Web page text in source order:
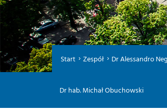
Start Zespół Dr Alessandro
Dr hab. Michał Obuchowski